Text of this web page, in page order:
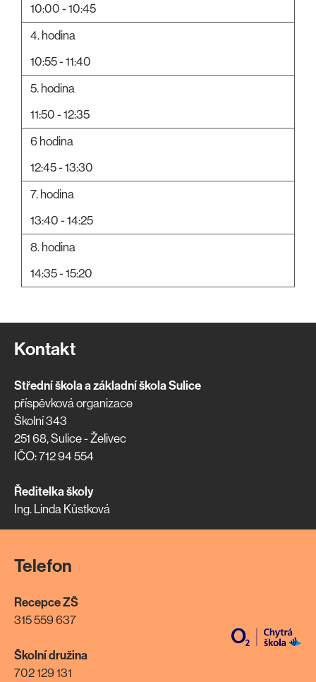
10:00 - 10:45
4. hodina
10:55 - 11:40
5. hodina
11:50 - 12:35
6 hodina
12:45 - 13:30
7. hodina
13:40 - 14:25
8. hodina
14:35 - 15:20
Kontakt
Střední škola a základní škola Sulice
příspěvková organizace
Školní 343
251 68, Sulice - Želivec
IČO: 712 94 554
Ředitelka školy
Ing. Linda Kůstková
Telefon
Recepce ZŠ
315 559 637
Školní družina
702 129 131